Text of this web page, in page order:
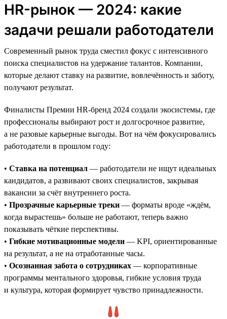
HR-рынок — 2024: какие
задачи решали работодатели
Современный рынок труда сместил фокус с интенсивного
поиска специалистов на удержание талантов. Компании,
которые делают ставку на развитие, вовлечённость и заботу,
получают результат.
Финалисты Премии HR-бренд 2024 создали экосистемы, где
профессионалы выбирают рост и долгосрочное развитие,
а не разовые карьерные выгоды. Вот на чём фокусировались
работодатели в прошлом году:
• Ставка на потенциал — работодатели не ищут идеальных
кандидатов, а развивают своих специалистов, закрывая
вакансии за счёт внутреннего роста.
• Прозрачные карьерные треки — форматы вроде «ждём,
когда вырастешь» больше не работают, теперь важно
показывать чёткие перспективы.
• Гибкие мотивационные модели — KPI, ориентированные
на результат, а не на отработанные часы.
• Осознанная забота о сотрудниках — корпоративные
программы ментального здоровья, гибкие условия труда
и культура, которая формирует чувство принадлежности.